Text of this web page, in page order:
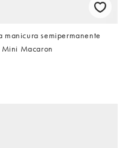
manicura semipermanente
Mini Macaron